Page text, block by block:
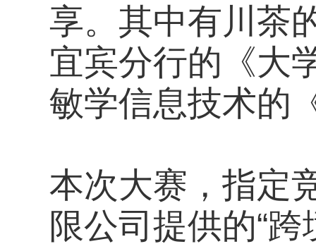
享。其中有川茶
宜宾分行的《大
敏学信息技术的
本次大赛，指定
限公司提供的“